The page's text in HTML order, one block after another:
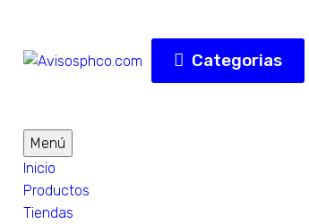
Categorias
Menú
Inicio
Productos
Tiendas